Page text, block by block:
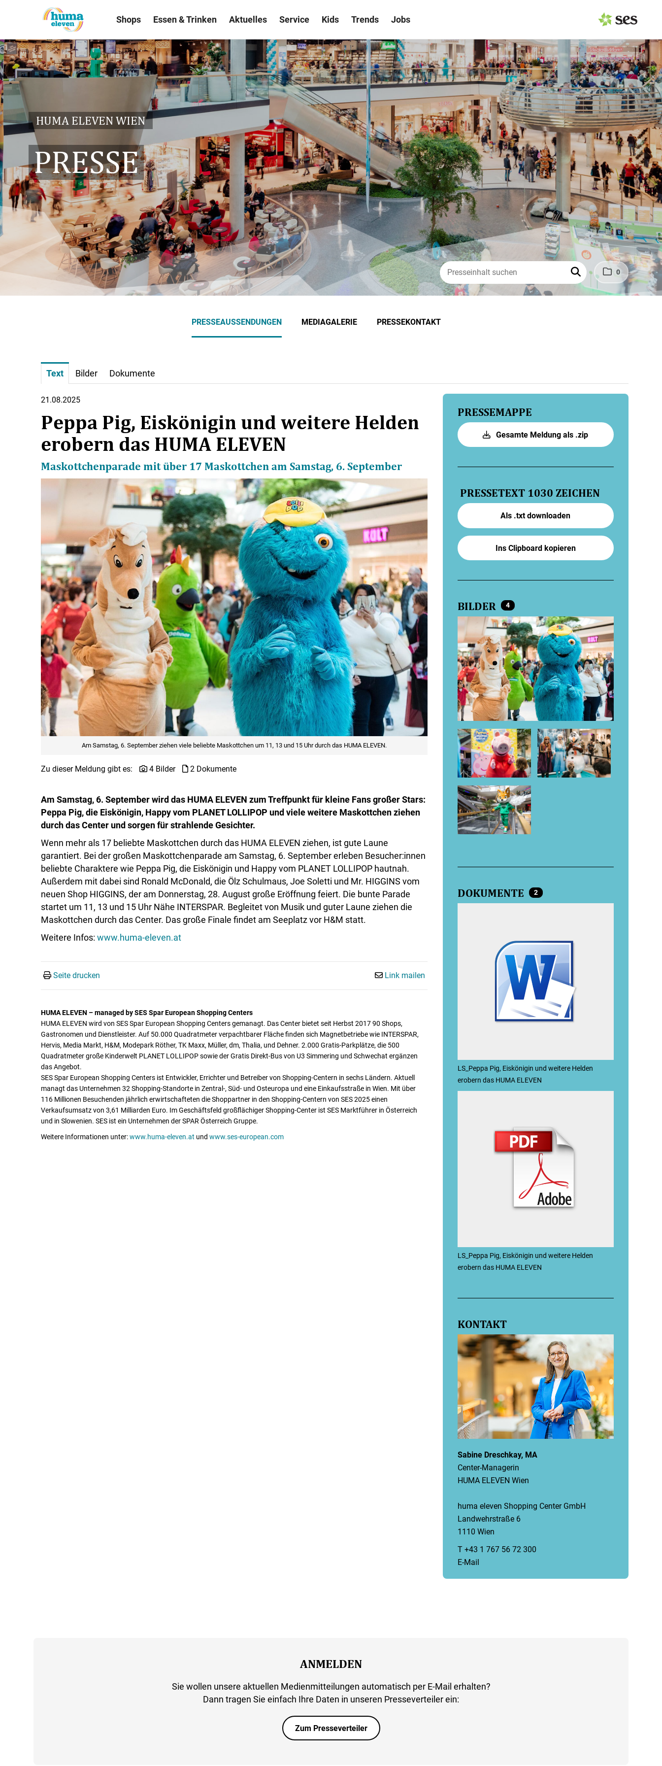
Shops Essen & Trinken Aktuelles Service Kids Trends Jobs
0
HUMA ELEVEN WIEN
PRESSE
PRESSEAUSSENDUNGEN MEDIAGALERIE PRESSEKONTAKT
Text Bilder Dokumente
21.08.2025
Peppa Pig, Eiskönigin und weitere Helden
erobern das HUMA ELEVEN
Maskottchenparade mit über 17 Maskottchen am Samstag, 6. September
Am Samstag, 6. September ziehen viele beliebte Maskottchen um 11, 13 und 15 Uhr durch das HUMA ELEVEN.
Zu dieser Meldung gibt es: 4 Bilder 2 Dokumente
Am Samstag, 6. September wird das HUMA ELEVEN zum Treffpunkt für kleine Fans großer Stars:
Peppa Pig, die Eiskönigin, Happy vom PLANET LOLLIPOP und viele weitere Maskottchen ziehen
durch das Center und sorgen für strahlende Gesichter.
Wenn mehr als 17 beliebte Maskottchen durch das HUMA ELEVEN ziehen, ist gute Laune
garantiert. Bei der großen Maskottchenparade am Samstag, 6. September erleben Besucher:innen
beliebte Charaktere wie Peppa Pig, die Eiskönigin und Happy vom PLANET LOLLIPOP hautnah.
Außerdem mit dabei sind Ronald McDonald, die Ölz Schulmaus, Joe Soletti und Mr. HIGGINS vom
neuen Shop HIGGINS, der am Donnerstag, 28. August große Eröffnung feiert. Die bunte Parade
startet um 11, 13 und 15 Uhr Nähe INTERSPAR. Begleitet von Musik und guter Laune ziehen die
Maskottchen durch das Center. Das große Finale findet am Seeplatz vor H&M statt.
Weitere Infos: www.huma-eleven.at
Seite drucken Link mailen
HUMA ELEVEN – managed by SES Spar European Shopping Centers
HUMA ELEVEN wird von SES Spar European Shopping Centers gemanagt. Das Center bietet seit Herbst 2017 90 Shops,
Gastronomen und Dienstleister. Auf 50.000 Quadratmeter verpachtbarer Fläche finden sich Magnetbetriebe wie INTERSPAR,
Hervis, Media Markt, H&M, Modepark Röther, TK Maxx, Müller, dm, Thalia, und Dehner. 2.000 Gratis-Parkplätze, die 500
Quadratmeter große Kinderwelt PLANET LOLLIPOP sowie der Gratis Direkt-Bus von U3 Simmering und Schwechat ergänzen
das Angebot.
SES Spar European Shopping Centers ist Entwickler, Errichter und Betreiber von Shopping-Centern in sechs Ländern. Aktuell
managt das Unternehmen 32 Shopping-Standorte in Zentral-, Süd- und Osteuropa und eine Einkaufsstraße in Wien. Mit über
116 Millionen Besuchenden jährlich erwirtschafteten die Shoppartner in den Shopping-Centern von SES 2025 einen
Verkaufsumsatz von 3,61 Milliarden Euro. Im Geschäftsfeld großflächiger Shopping-Center ist SES Marktführer in Österreich
und in Slowenien. SES ist ein Unternehmen der SPAR Österreich Gruppe.
Weitere Informationen unter:www.huma-eleven.at und www.ses-european.com
PRESSEMAPPE
Gesamte Meldung als .zip
PRESSETEXT 1030 ZEICHEN
Als .txt downloaden
Ins Clipboard kopieren
BILDER 4
DOKUMENTE 2
LS_Peppa Pig, Eiskönigin und weitere Helden
erobern das HUMA ELEVEN
LS_Peppa Pig, Eiskönigin und weitere Helden
erobern das HUMA ELEVEN
KONTAKT
Sabine Dreschkay, MA
Center-Managerin
HUMA ELEVEN Wien
huma eleven Shopping Center GmbH
Landwehrstraße 6
1110 Wien
T +43 1 767 56 72 300
E-Mail
ANMELDEN
Sie wollen unsere aktuellen Medienmitteilungen automatisch per E-Mail erhalten?
Dann tragen Sie einfach Ihre Daten in unseren Presseverteiler ein:
Zum Presseverteiler